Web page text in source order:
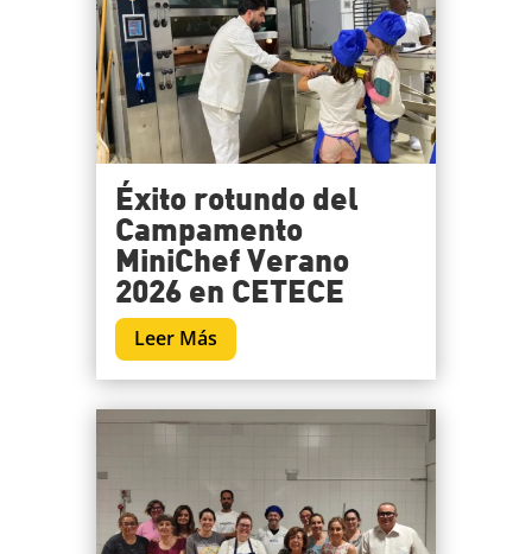
Éxito rotundo del
Campamento
MiniChef Verano
2026 en CETECE
Leer Más